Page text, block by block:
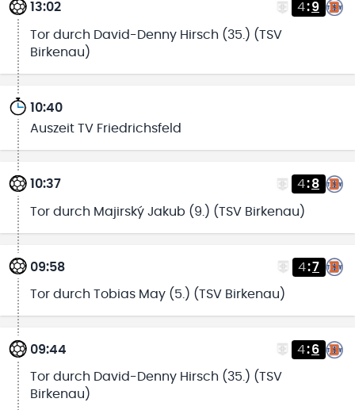
13:02 4:9
Tor durch David-Denny Hirsch (35.) (TSV
Birkenau)
10:40
Auszeit TV Friedrichsfeld
10:37 4:8
Tor durch Majirský Jakub (9.) (TSV Birkenau)
09:58 4:7
Tor durch Tobias May (5.) (TSV Birkenau)
09:44 4:6
Tor durch David-Denny Hirsch (35.) (TSV
Birkenau)